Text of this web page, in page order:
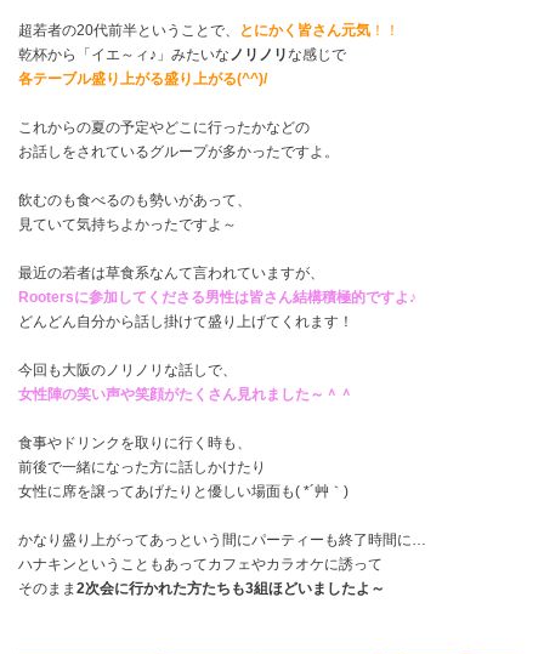
超若者の20代前半ということで、 とにかく皆さん元気 ！！
乾杯から「イエ～ィ♪」みたいなノリノリな感じで
各テーブル盛り上がる盛り上がる(^^)/
これからの夏の予定やどこに行ったかなどの
お話しをされているグループが多かったですよ。
飲むのも食べるのも勢いがあって、
見ていて気持ちよかったですよ～
最近の若者は草食系なんて言われていますが、
Rootersに参加してくださる男性は皆さん結構積極的ですよ♪
どんどん自分から話し掛けて盛り上げてくれます！
今回も大阪のノリノリな話しで、
女性陣の笑い声や笑顔がたくさん見れました～＾＾
食事やドリンクを取りに行く時も、
前後で一緒になった方に話しかけたり
女性に席を譲ってあげたりと優しい場面も( *´艸｀)
かなり盛り上がってあっという間にパーティーも終了時間に…
ハナキンということもあってカフェやカラオケに誘って
そのまま 2次会に行かれた方たちも3組ほどいましたよ～